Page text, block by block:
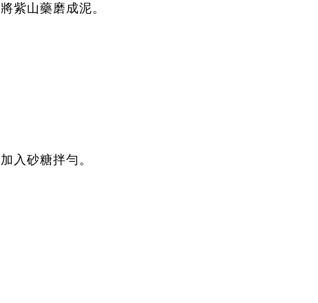
將紫山藥磨成泥。
加入砂糖拌勻。